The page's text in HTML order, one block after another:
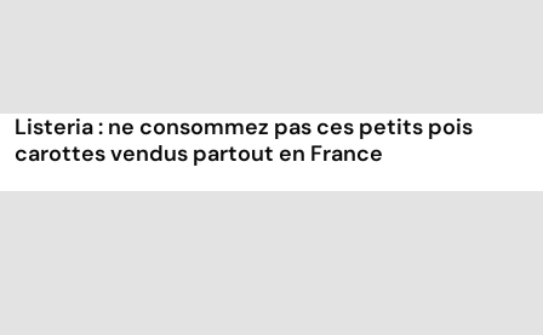
Listeria : ne consommez pas ces petits pois
carottes vendus partout en France